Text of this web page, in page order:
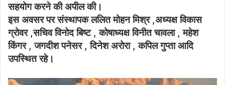
सहयोग करने की अपील की।
इस अवसर पर संस्थापक ललित मोहन मिश्र ,अध्यक्ष विकास
ग्रोवर ,सचिव विनोद बिष्ट , कोषाध्यक्ष विनीत चावला , महेश
किंगर , जगदीश पनेसर , दिनेश अरोरा , कपिल गुप्ता आदि
उपस्थित रहे।